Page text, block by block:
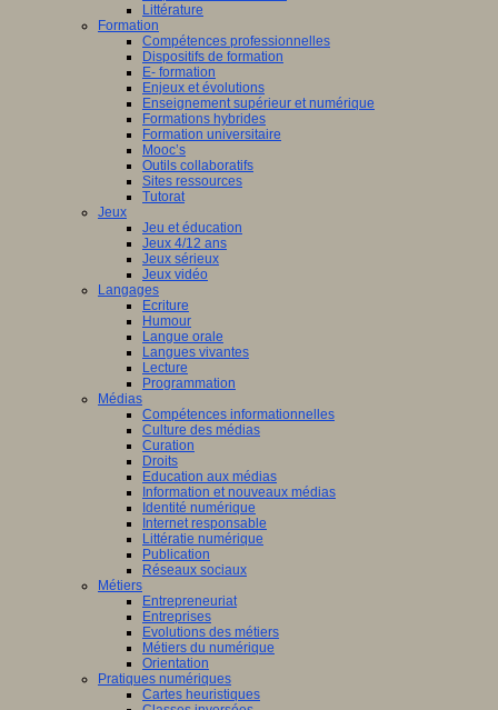
Littérature
Formation
Compétences professionnelles
Dispositifs de formation
E- formation
Enjeux et évolutions
Enseignement supérieur et numérique
Formations hybrides
Formation universitaire
Mooc’s
Outils collaboratifs
Sites ressources
Tutorat
Jeux
Jeu et éducation
Jeux 4/12 ans
Jeux sérieux
Jeux vidéo
Langages
Ecriture
Humour
Langue orale
Langues vivantes
Lecture
Programmation
Médias
Compétences informationnelles
Culture des médias
Curation
Droits
Education aux médias
Information et nouveaux médias
Identité numérique
Internet responsable
Littératie numérique
Publication
Réseaux sociaux
Métiers
Entrepreneuriat
Entreprises
Evolutions des métiers
Métiers du numérique
Orientation
Pratiques numériques
Cartes heuristiques